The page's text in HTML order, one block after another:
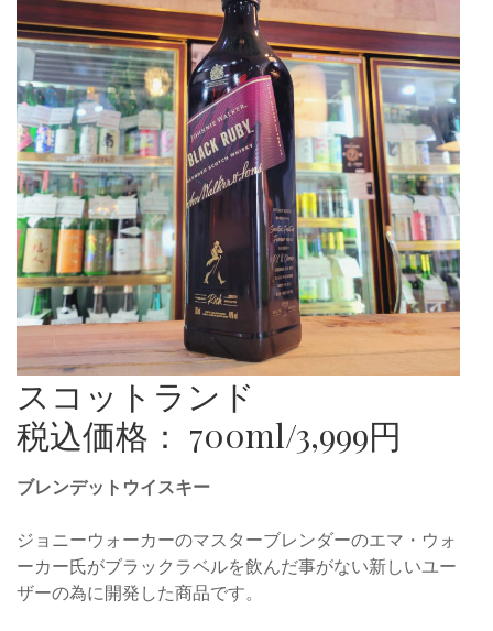
スコットランド
税込価格： 700ml/3,999円
ブレンデットウイスキー
ジョニーウォーカーのマスターブレンダーのエマ・ウォ
ーカー氏がブラックラベルを飲んだ事がない新しいユー
ザーの為に開発した商品です。